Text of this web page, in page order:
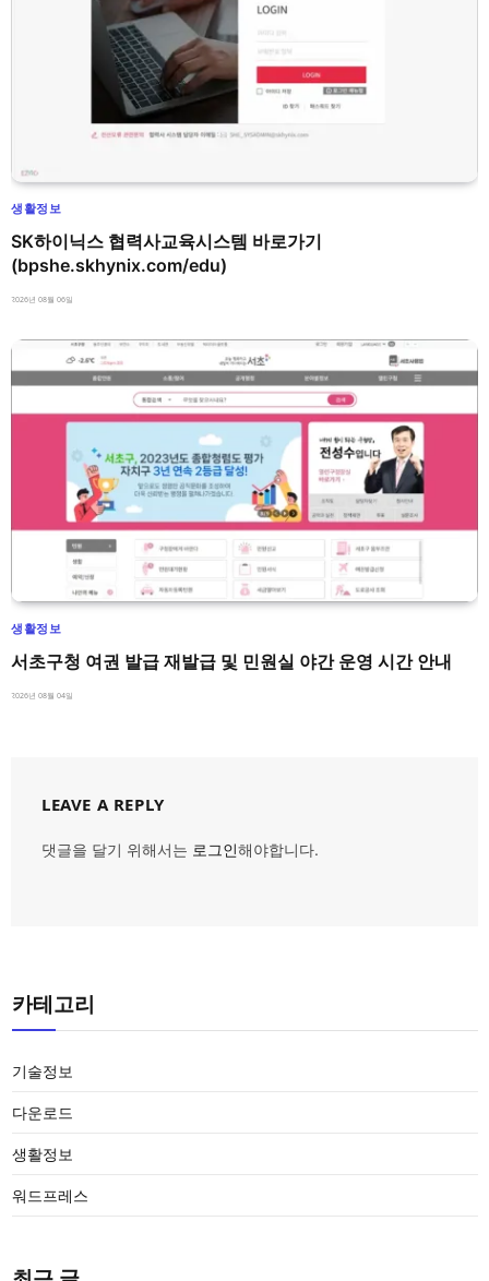
생활정보
SK하이닉스 협력사교육시스템 바로가기
(bpshe.skhynix.com/edu)
2026년 08월 06일
생활정보
서초구청 여권 발급 재발급 및 민원실 야간 운영 시간 안내
2026년 08월 04일
LEAVE A REPLY
댓글을 달기 위해서는 로그인해야합니다.
카테고리
기술정보
다운로드
생활정보
워드프레스